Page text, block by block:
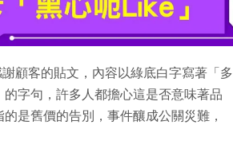
顧客的貼文，內容以綠底白字寫著「多
字句，許多人都擔心這是否意味著品
是舊價的告別，事件釀成公關災難，